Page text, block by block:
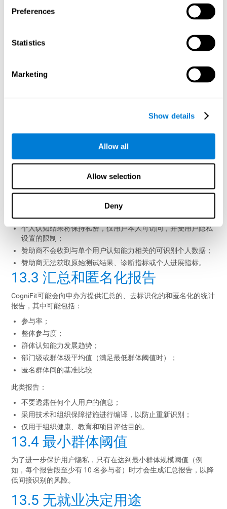
Preferences
Statistics
Marketing
Show details
Allow all
Allow selection
Deny
则任何付费服务都只能为您所用，不得被任何其他人使用。 其他
任何人无法使用您的付费服务，您也无法转让任何订阅或将您的
用您的付费服务的情况的报告。
13. 雇主赞助的访问权限和汇总报告
13.1 雇主赞助的访问权限
CogniFit 根据单独的企业或商业协议向赞助商提供服务。
13.2 不会向赞助商披露个人数据
可识别的个人认知数据。
个人认知结果将保持私密，仅用户本人可访问，并受用户隐私
设置的限制；
赞助商不会收到与单个用户认知能力相关的可识别个人数据；
赞助商无法获取原始测试结果、诊断指标或个人进展指标。
13.3 汇总和匿名化报告
CogniFit可能会向申办方提供汇总的、去标识化的和匿名化的统计
报告，其中可能包括：
参与率；
整体参与度；
群体认知能力发展趋势；
部门级或群体级平均值（满足最低群体阈值时）；
匿名群体间的基准比较
此类报告：
不要透露任何个人用户的信息；
采用技术和组织保障措施进行编译，以防止重新识别；
仅用于组织健康、教育和项目评估目的。
13.4 最小群体阈值
为了进一步保护用户隐私，只有在达到最小群体规模阈值（例
如，每个报告段至少有 10 名参与者）时才会生成汇总报告，以降
低间接识别的风险。
13.5 无就业决定用途